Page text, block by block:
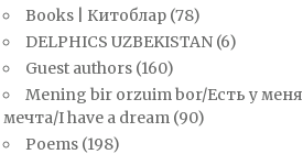
Books | Китоблар(78)
DELPHICS UZBEKISTAN(6)
Guest authors(160)
Mening bir orzuim bor/Есть у меня
мечта/I have a dream(90)
Poems(198)